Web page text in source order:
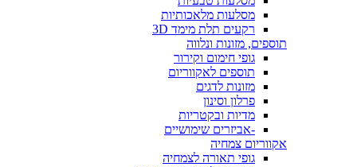
מסלעות מלאכותיות
רקעים תלת מימד 3D
תוספים, מזונות ונלווה
גופי חימום וקירור
תוספים לאקווריום
מזונות לדגים
פרלון וסינון
מדיות ובקטריות
-אביזרים שימושיים
אקווריום צמחיה
גופי תאורה לצמחיה